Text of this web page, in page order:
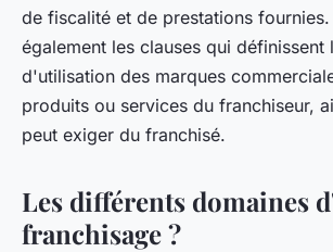
de fiscalité et de prestations
également les clauses qui définissent
d'utilisation des marques
produits ou services du franchiseur,
peut exiger du franchisé.
Les différents domaines
franchisage ?